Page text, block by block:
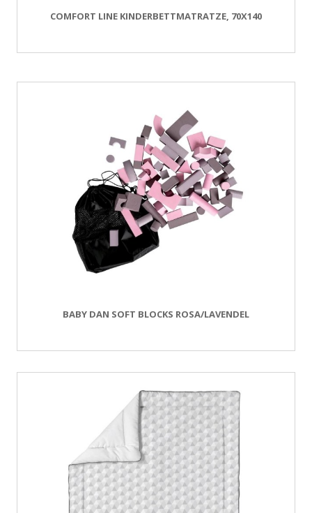
COMFORT LINE KINDERBETTMATRATZE, 70X140
BABY DAN SOFT BLOCKS ROSA/LAVENDEL